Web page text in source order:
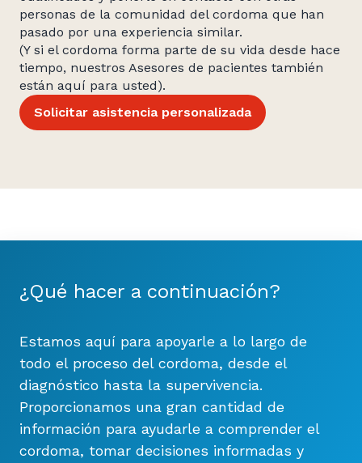
personas de la comunidad del cordoma que han
pasado por una experiencia similar.
(Y si el cordoma forma parte de su vida desde hace
tiempo, nuestros Asesores de pacientes también
están aquí para usted).
Solicitar asistencia personalizada
¿Qué hacer a continuación?
Estamos aquí para apoyarle a lo largo de
todo el proceso del cordoma, desde el
diagnóstico hasta la supervivencia.
Proporcionamos una gran cantidad de
información para ayudarle a comprender el
cordoma, tomar decisiones informadas y